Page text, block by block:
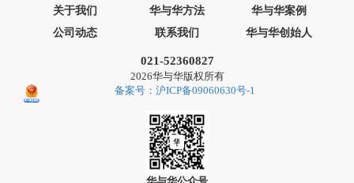
关于我们 华与华方法
华与华案例
公司动态
联系我们 华与华创始人
021-52360827
2026华与华版权所有
备案号：沪ICP备09060630号-1